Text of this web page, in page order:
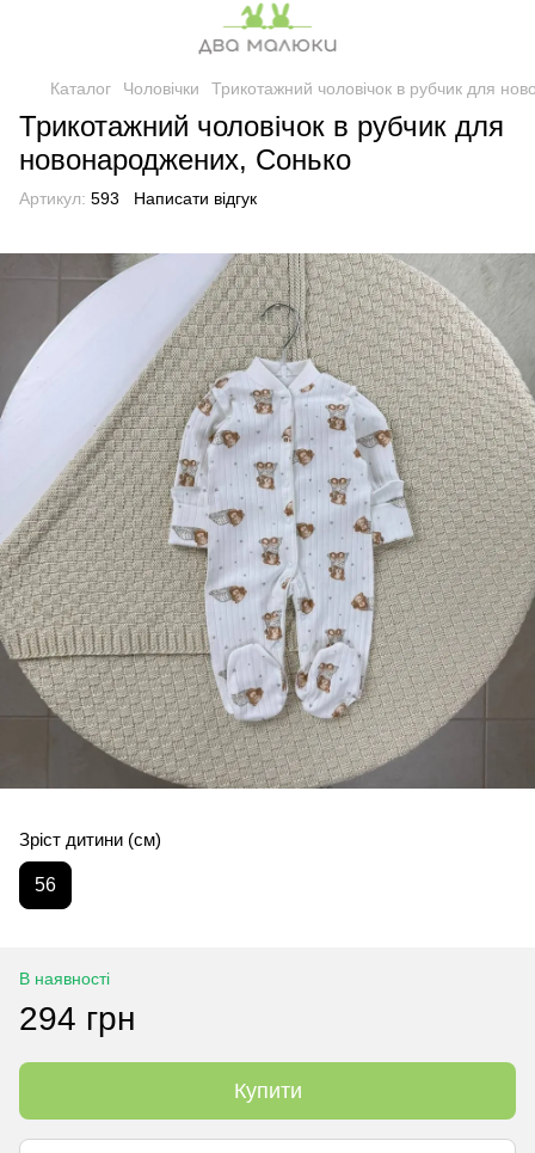
Каталог Чоловічки Трикотажний чоловічок в рубчик для
Трикотажний чоловічок в рубчик для
новонароджених, Сонько
Артикул: 593 Написати відгук
Зріст дитини (см)
56
В наявності
294 грн
Купити